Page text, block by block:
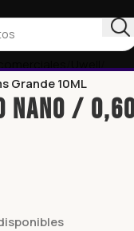
Uwell
Grande 10ML
NANO /